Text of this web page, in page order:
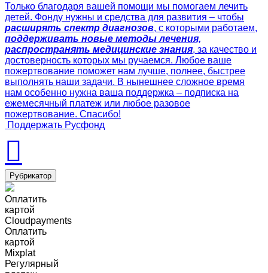
Только благодаря вашей помощи мы помогаем лечить
детей. Фонду нужны и средства для развития – чтобы
расширять спектр диагнозов, с которыми работаем,
поддерживать новые методы лечения,
распространять медицинские знания, за качество и
достоверность которых мы ручаемся. Любое ваше
пожертвование поможет нам лучше, полнее, быстрее
выполнять наши задачи. В нынешнее сложное время
нам особенно нужна ваша поддержка – подписка на
ежемесячный платеж или любое разовое
пожертвование. Спасибо!
Поддержать Русфонд
Рубрикатор
Оплатить
картой
Cloudpayments
Оплатить
картой
Mixplat
Регулярный